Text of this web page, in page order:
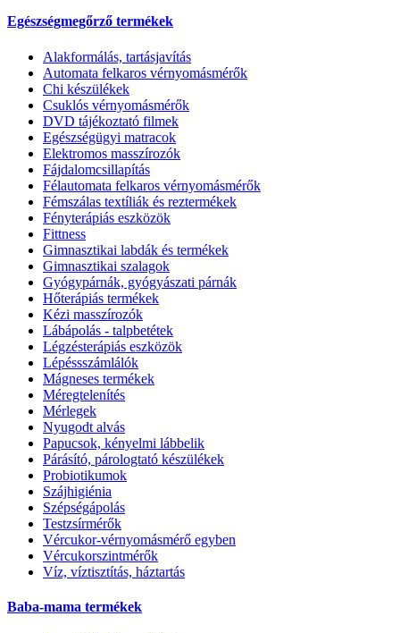
Egészségmegőrző termékek
Alakformálás, tartásjavítás
Automata felkaros vérnyomásmérők
Chi készülékek
Csuklós vérnyomásmérők
DVD tájékoztató filmek
Egészségügyi matracok
Elektromos masszírozók
Fájdalomcsillapítás
Félautomata felkaros vérnyomásmérők
Fémszálas textíliák és reztermékek
Fényterápiás eszközök
Fittness
Gimnasztikai labdák és termékek
Gimnasztikai szalagok
Gyógypárnák, gyógyászati párnák
Hőterápiás termékek
Kézi masszírozók
Lábápolás - talpbetétek
Légzésterápiás eszközök
Lépéssszámlálók
Mágneses termékek
Méregtelenítés
Mérlegek
Nyugodt alvás
Papucsok, kényelmi lábbelik
Párásító, párologtató készülékek
Probiotikumok
Szájhigiénia
Szépségápolás
Testzsírmérők
Vércukor-vérnyomásmérő egyben
Vércukorszintmérők
Víz, víztisztítás, háztartás
Baba-mama termékek